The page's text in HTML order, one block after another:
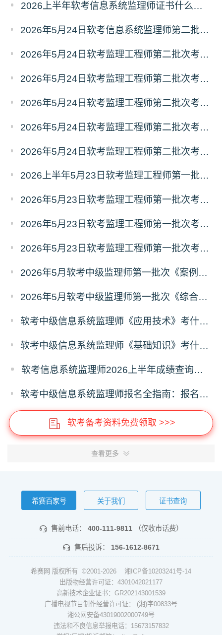
2026上半年软考信息系统监理师证书什么时候发放？怎么发放？
2026年5月24日软考信息系统监理师第二批次考试《应用技术》真题及答案汇总
2026年5月24日软考监理工程师第二批次考试《应用技术》真题及答案（五）
2026年5月24日软考监理工程师第二批次考试《应用技术》真题及答案（四）
2026年5月24日软考监理工程师第二批次考试《应用技术》真题及答案（三）
2026年5月24日软考监理工程师第二批次考试《应用技术》真题及答案（二）
2026年5月24日软考监理工程师第二批次考试《应用技术》真题及答案（一）
2026上半年5月23日软考监理工程师第一批次基础知识真题及答案汇总
2026年5月23日软考监理工程师第一批次考试《基础知识》真题及答案（3）
2026年5月23日软考监理工程师第一批次考试《基础知识》真题及答案（2）
2026年5月23日软考监理工程师第一批次考试《基础知识》真题及答案（1）
2026年5月软考中级监理师第一批次《案例分析》真题及答案（考生回忆版）
2026年5月软考中级监理师第一批次《综合知识》真题及答案（考生回忆版）
软考中级信息系统监理师《应用技术》考什么？信息系统监理师应用技术科目考试内容
软考中级信息系统监理师《基础知识》考什么？信息系统监理师基础知识科目考试内容
软考信息系统监理师2026上半年成绩查询时间及入口
软考中级信息系统监理师报名全指南：报名时间、入口、流程、资料、注意事项
软考备考资料免费领取 >>>
查看更多
希赛百家号 关于我们 证书查询
售前电话： 400-111-9811 （仅收市话费）
售后投诉： 156-1612-8671
希赛网 版权所有 ©2001-2026 湘ICP备10203241号-14
出版物经营许可证：4301042021177
高新技术企业证书：GR202143001539
广播电视节目制作经营许可证： (湘)字00833号
湘公网安备43019002000749号
违法和不良信息举报电话：15673157832